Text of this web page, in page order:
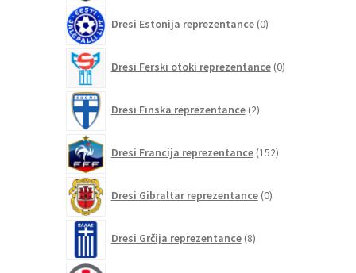
Dresi Estonija reprezentance 0izdelkov
Dresi Ferski otoki reprezentance 0izdelkov
Dresi Finska reprezentance 2izdelka
Dresi Francija reprezentance 152izdelkov
Dresi Gibraltar reprezentance 0izdelkov
Dresi Grčija reprezentance 8izdelkov